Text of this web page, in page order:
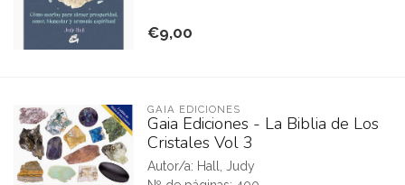
€9,00
GAIA EDICIONES
Gaia Ediciones - La Biblia de Los
Cristales Vol 3
Autor/a: Hall, Judy